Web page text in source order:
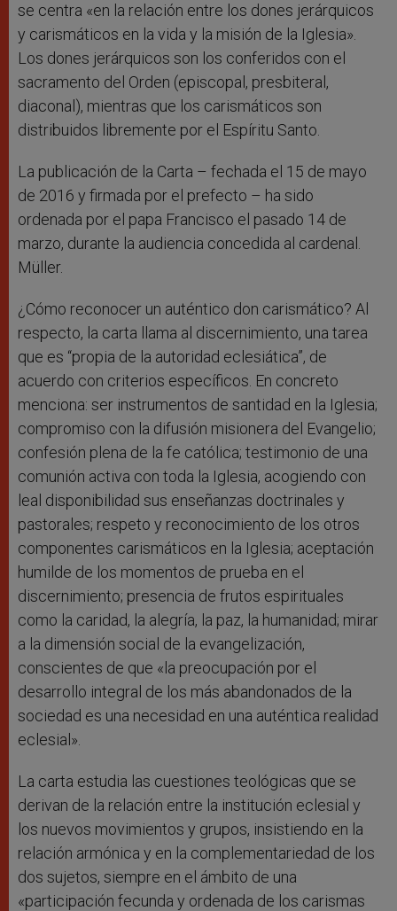
se centra «en la relación entre los dones jerárquicos
y carismáticos en la vida y la misión de la Iglesia».
Los dones jerárquicos son los conferidos con el
sacramento del Orden (episcopal, presbiteral,
diaconal), mientras que los carismáticos son
distribuidos libremente por el Espíritu Santo.
La publicación de la Carta – fechada el 15 de mayo
de 2016 y firmada por el prefecto – ha sido
ordenada por el papa Francisco el pasado 14 de
marzo, durante la audiencia concedida al cardenal.
Müller.
¿Cómo reconocer un auténtico don carismático? Al
respecto, la carta llama al discernimiento, una tarea
que es “propia de la autoridad eclesiática”, de
acuerdo con criterios específicos. En concreto
menciona: ser instrumentos de santidad en la Iglesia;
compromiso con la difusión misionera del Evangelio;
confesión plena de la fe católica; testimonio de una
comunión activa con toda la Iglesia, acogiendo con
leal disponibilidad sus enseñanzas doctrinales y
pastorales; respeto y reconocimiento de los otros
componentes carismáticos en la Iglesia; aceptación
humilde de los momentos de prueba en el
discernimiento; presencia de frutos espirituales
como la caridad, la alegría, la paz, la humanidad; mirar
a la dimensión social de la evangelización,
conscientes de que «la preocupación por el
desarrollo integral de los más abandonados de la
sociedad es una necesidad en una auténtica realidad
eclesial».
La carta estudia las cuestiones teológicas que se
derivan de la relación entre la institución eclesial y
los nuevos movimientos y grupos, insistiendo en la
relación armónica y en la complementariedad de los
dos sujetos, siempre en el ámbito de una
«participación fecunda y ordenada de los carismas